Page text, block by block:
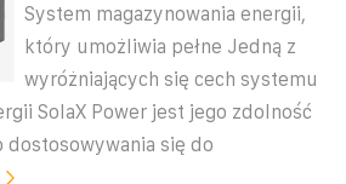
System magazynowania energii,
który umożliwia pełne Jedną z
wyróżniających się cech systemu
SolaX Power jest jego zdolność
się do